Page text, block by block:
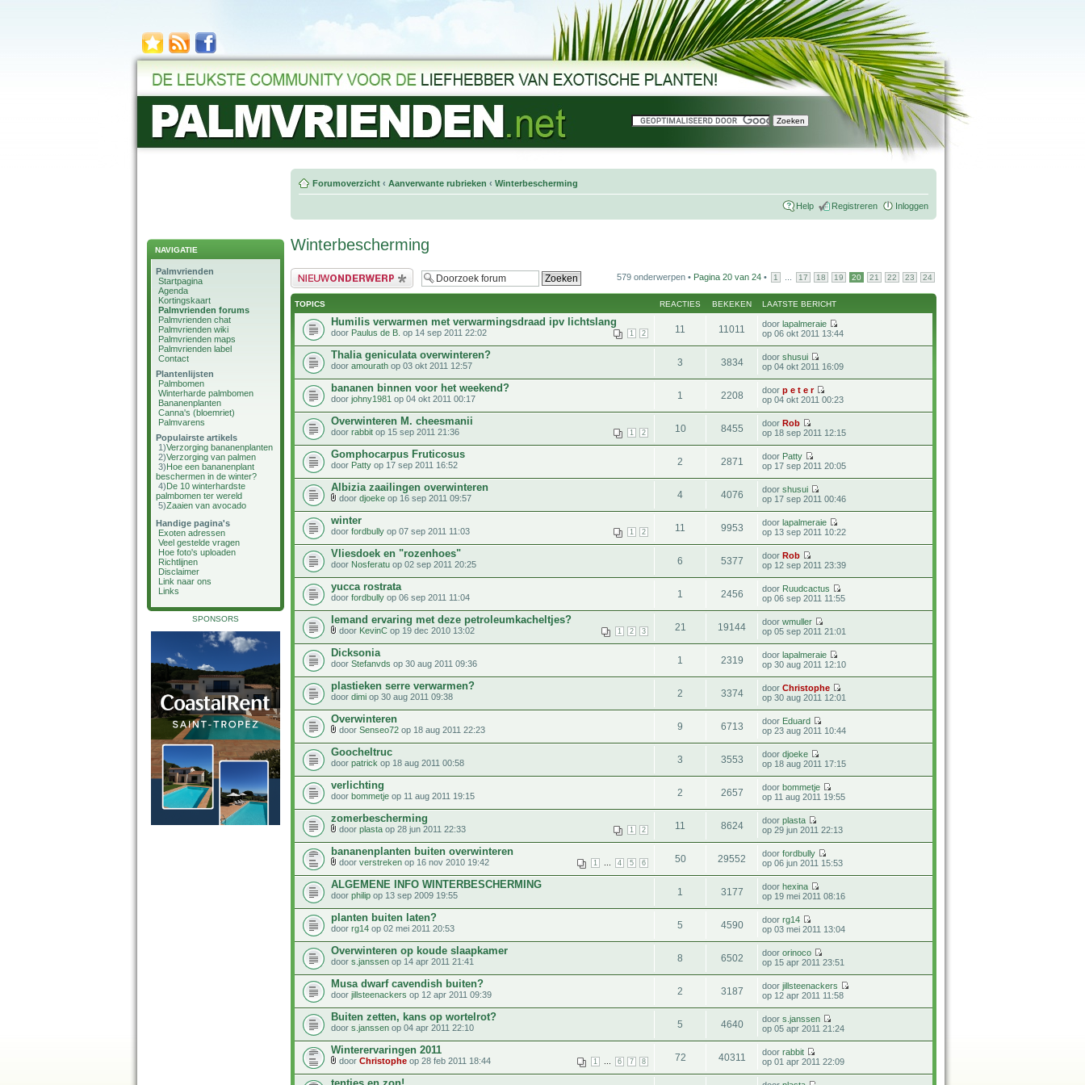
NAVIGATIE
Palmvrienden
Startpagina
Agenda
Kortingskaart
Palmvrienden forums
Palmvrienden chat
Palmvrienden wiki
Palmvrienden maps
Palmvrienden label
Contact
Plantenlijsten
Palmbomen
Winterharde palmbomen
Bananenplanten
Canna's (bloemriet)
Palmvarens
Populairste artikels
1)Verzorging bananenplanten
2)Verzorging van palmen
3)Hoe een bananenplant
beschermen in de winter?
4)De 10 winterhardste
palmbomen ter wereld
5)Zaaien van avocado
Handige pagina's
Exoten adressen
Veel gestelde vragen
Hoe foto's uploaden
Richtlijnen
Disclaimer
Link naar ons
Links
SPONSORS
Forumoverzicht ‹ Aanverwante rubrieken ‹ Winterbescherming
Help Registreren Inloggen
Winterbescherming
Plaats een nieuw bericht 579 onderwerpen • Pagina 20 van 24 • 1 17 18 19 20 21 22 23 24
TOPICS REACTIES BEKEKEN LAATSTE BERICHT
Humilis verwarmen met verwarmingsdraad ipv lichtslang
1 2
door Paulus de B. op 14 sep 2011 22:02 11 11011 doorlapalmeraie
op 06 okt 2011 13:44
Thalia geniculata overwinteren?
door amourath op 03 okt 2011 12:57 3 3834 doorshusui
op 04 okt 2011 16:09
bananen binnen voor het weekend?
door johny1981 op 04 okt 2011 00:17 1 2208 doorp e t e r
op 04 okt 2011 00:23
Overwinteren M. cheesmanii
1 2
door rabbit op 15 sep 2011 21:36 10 8455 doorRob
op 18 sep 2011 12:15
Gomphocarpus Fruticosus
door Patty op 17 sep 2011 16:52 2 2871 door Patty
op 17 sep 2011 20:05
Albizia zaailingen overwinteren
door djoeke op 16 sep 2011 09:57 4 4076 doorshusui
op 17 sep 2011 00:46
winter
1 2
door fordbully op 07 sep 2011 11:03 11 9953 doorlapalmeraie
op 13 sep 2011 10:22
Vliesdoek en "rozenhoes"
door Nosferatu op 02 sep 2011 20:25 6 5377 doorRob
op 12 sep 2011 23:39
yucca rostrata
door fordbully op 06 sep 2011 11:04 1 2456 door Ruudcactus
op 06 sep 2011 11:55
Iemand ervaring met deze petroleumkacheltjes?
1 2 3
door KevinC op 19 dec 2010 13:02 21 19144 doorwmuller
op 05 sep 2011 21:01
Dicksonia
door Stefanvds op 30 aug 2011 09:36 1 2319 doorlapalmeraie
op 30 aug 2011 12:10
plastieken serre verwarmen?
door dimi op 30 aug 2011 09:38 2 3374 doorChristophe
op 30 aug 2011 12:01
Overwinteren
door Senseo72 op 18 aug 2011 22:23 9 6713 door Eduard
op 23 aug 2011 10:44
Goocheltruc
door patrick op 18 aug 2011 00:58 3 3553 doordjoeke
op 18 aug 2011 17:15
verlichting
door bommetje op 11 aug 2011 19:15 2 2657 doorbommetje
op 11 aug 2011 19:55
zomerbescherming
1 2
door plasta op 28 jun 2011 22:33 11 8624 doorplasta
op 29 jun 2011 22:13
bananenplanten buiten overwinteren
1 4 5 6
door verstreken op 16 nov 2010 19:42 50 29552 doorfordbully
op 06 jun 2011 15:53
ALGEMENE INFO WINTERBESCHERMING
door philip op 13 sep 2009 19:55 1 3177 doorhexina
op 19 mei 2011 08:16
planten buiten laten?
door rg14 op 02 mei 2011 20:53 5 4590 doorrg14
op 03 mei 2011 13:04
Overwinteren op koude slaapkamer
door s.janssen op 14 apr 2011 21:41 8 6502 doororinoco
op 15 apr 2011 23:51
Musa dwarf cavendish buiten?
door jillsteenackers op 12 apr 2011 09:39 2 3187 doorjillsteenackers
op 12 apr 2011 11:58
Buiten zetten, kans op wortelrot?
door s.janssen op 04 apr 2011 22:10 5 4640 doors.janssen
op 05 apr 2011 21:24
Winterervaringen 2011
1 6 7 8
door Christophe op 28 feb 2011 18:44 72 40311 doorrabbit
op 01 apr 2011 22:09
tentjes en zon!